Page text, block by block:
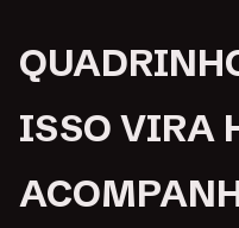
ISSO VIRA